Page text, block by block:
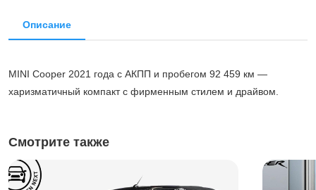
Описание
MINI Cooper 2021 года с АКПП и пробегом 92 459 км —
харизматичный компакт с фирменным стилем и драйвом.
Смотрите также